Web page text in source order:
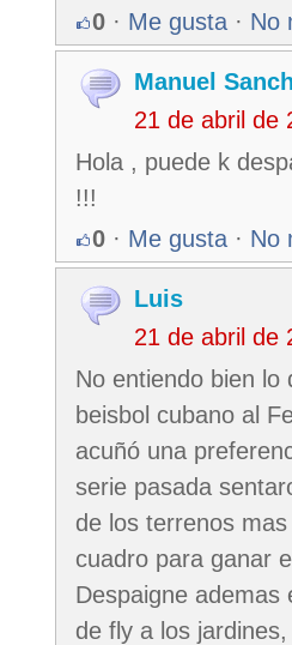
0 · Me gusta · No
Manuel
21 de abril de
Hola , puede k
!!!
0 · Me gusta · No
Luis
21 de abril de
No entiendo bien lo
beisbol cubano al
acuñó una
serie pasada
de los terrenos
cuadro para ganar
Despaigne
de fly a los